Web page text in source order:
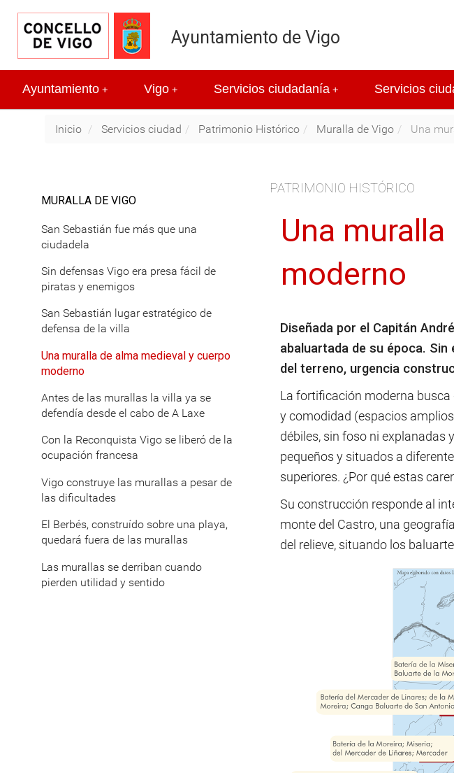
Ayuntamiento de Vigo
+
Ayuntamiento +
Vigo +
Servicios ciudadanía Servicios
Inicio Servicios ciudad Patrimonio Histórico Muralla de Vigo Una
PATRIMONIO HISTÓRICO
Una
moderno
Diseñada por el Capitán
abaluartada de su época.
del terreno, urgencia
La fortificación moderna
y comodidad (espacios
débiles, sin foso ni explanadas
pequeños y situados a
superiores. ¿Por qué estas
Su construcción responde al
monte del Castro, una
del relieve, situando los
MURALLA DE VIGO
San Sebastián fue más que una
ciudadela
Sin defensas Vigo era presa fácil de
piratas y enemigos
San Sebastián lugar estratégico de
defensa de la villa
Una muralla de alma medieval y cuerpo
moderno
Antes de las murallas la villa ya se
defendía desde el cabo de A Laxe
Con la Reconquista Vigo se liberó de la
ocupación francesa
Vigo construye las murallas a pesar de
las dificultades
El Berbés, construído sobre una playa,
quedará fuera de las murallas
Las murallas se derriban cuando
pierden utilidad y sentido